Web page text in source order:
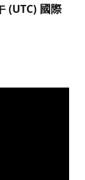
(UTC) 國際